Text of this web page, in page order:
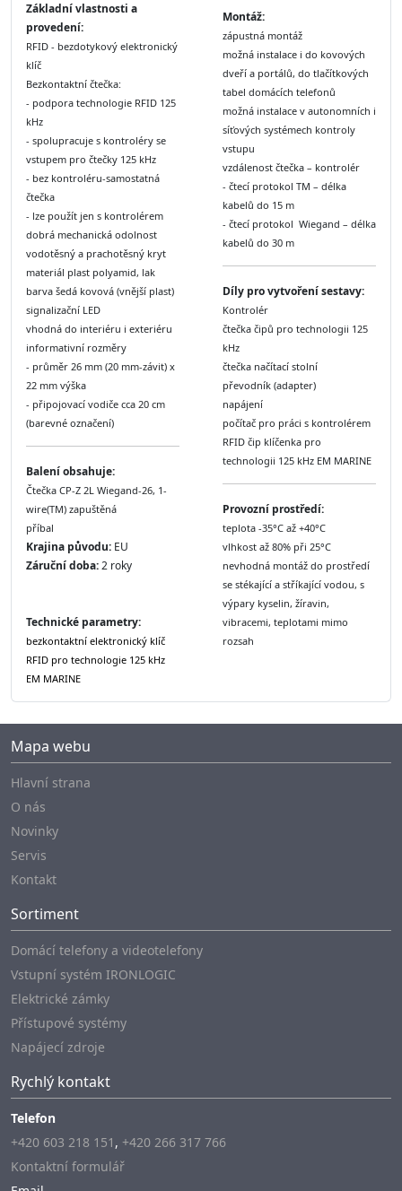
Základní vlastnosti a
provedení:
RFID - bezdotykový elektronický
klíč
Bezkontaktní čtečka:
- podpora technologie RFID 125
kHz
- spolupracuje s kontroléry se
vstupem pro čtečky 125 kHz
- bez kontroléru-samostatná
čtečka
- lze použít jen s kontrolérem
dobrá mechanická odolnost
vodotěsný a prachotěsný kryt
materiál plast polyamid, lak
barva šedá kovová (vnější plast)
signalizační LED
vhodná do interiéru i exteriéru
informativní rozměry
- průměr 26 mm (20 mm-závit) x
22 mm výška
- připojovací vodiče cca 20 cm
(barevné označení)
Balení obsahuje:
Čtečka CP-Z 2L Wiegand-26, 1-
wire(TM) zapuštěná
příbal
Krajina původu: EU
Záruční doba:2 roky
Technické parametry:
bezkontaktní elektronický klíč
RFID pro technologie 125 kHz
EM MARINE
Montáž:
zápustná montáž
možná instalace i do kovových
dveří a portálů, do tlačítkových
tabel domácích telefonů
možná instalace v autonomních i
síťových systémech kontroly
vstupu
vzdálenost čtečka – kontrolér
- čtecí protokol TM – délka
kabelů do 15 m
- čtecí protokol Wiegand – délka
kabelů do 30 m
Díly pro vytvoření sestavy:
Kontrolér
čtečka čipů pro technologii 125
kHz
čtečka načítací stolní
převodník (adapter)
napájení
počítač pro práci s kontrolérem
RFID čip klíčenka pro
technologii 125 kHz EM MARINE
Provozní prostředí:
teplota -35°C až +40°C
vlhkost až 80% při 25°C
nevhodná montáž do prostředí
se stékající a stříkající vodou, s
výpary kyselin, žíravin,
vibracemi, teplotami mimo
rozsah
Mapa webu
Hlavní strana
O nás
Novinky
Servis
Kontakt
Sortiment
Domácí telefony a videotelefony
Vstupní systém IRONLOGIC
Elektrické zámky
Přístupové systémy
Napájecí zdroje
Rychlý kontakt
Telefon
+420 603 218 151 , +420 266 317 766
Kontaktní formulář